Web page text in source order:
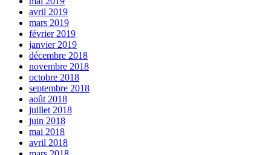
avril 2019
mars 2019
février 2019
janvier 2019
décembre 2018
novembre 2018
octobre 2018
septembre 2018
août 2018
juillet 2018
juin 2018
mai 2018
avril 2018